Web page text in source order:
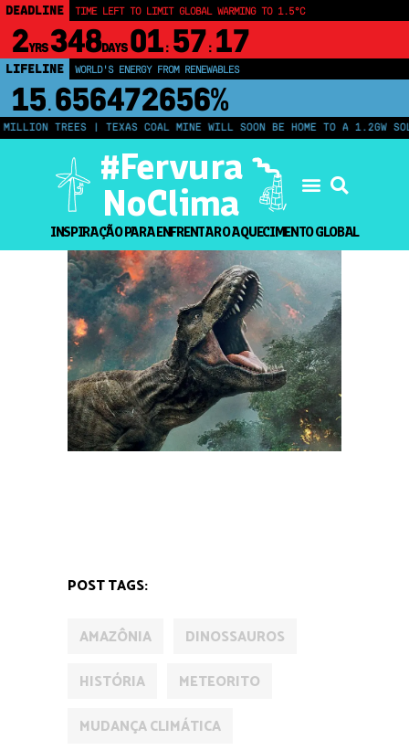
DEADLINE TIME LEFT TO LIMIT GLOBAL WARMING TO 1.5°C
2YRS348DAYS 01: 57: 17
LIFELINE WORLD'S ENERGY FROM RENEWABLES
15. 656472661%
TREES | TEXAS COAL MINE WILL SOON BE HOME TO A 1.2GW
#Fervura
NoClima
INSPIRAÇÃO PARA ENFRENTAR O AQUECIMENTO GLOBAL
POST TAGS:
AMAZÔNIA
DINOSSAUROS
HISTÓRIA
METEORITO
MUDANÇA CLIMÁTICA